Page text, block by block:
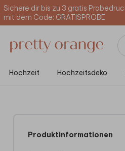
Sichere dir bis zu 3 gratis
mit dem Code: GRATISPROBE
Hochzeit Hochzeitsdeko
Produktinformationen